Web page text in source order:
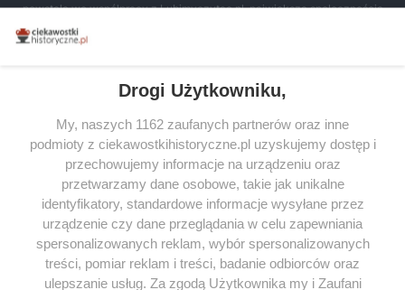
powstała we współpracy z Lubimyczytac.pl, największą społecznością
tytułów najwyżej ocenianych przez czytelników.
SERWIS
SPOŁECZNOŚĆ
WSPÓŁPRACA
KONTAKT
Drogi Użytkowniku,
My, naszych 1162 zaufanych partnerów oraz inne
podmioty z ciekawostkihistoryczne.pl uzyskujemy dostęp i
przechowujemy informacje na urządzeniu oraz
przetwarzamy dane osobowe, takie jak unikalne
identyfikatory, standardowe informacje wysyłane przez
urządzenie czy dane przeglądania w celu zapewniania
spersonalizowanych reklam, wybór spersonalizowanych
treści, pomiar reklam i treści, badanie odbiorców oraz
ulepszanie usług. Za zgodą Użytkownika my i Zaufani